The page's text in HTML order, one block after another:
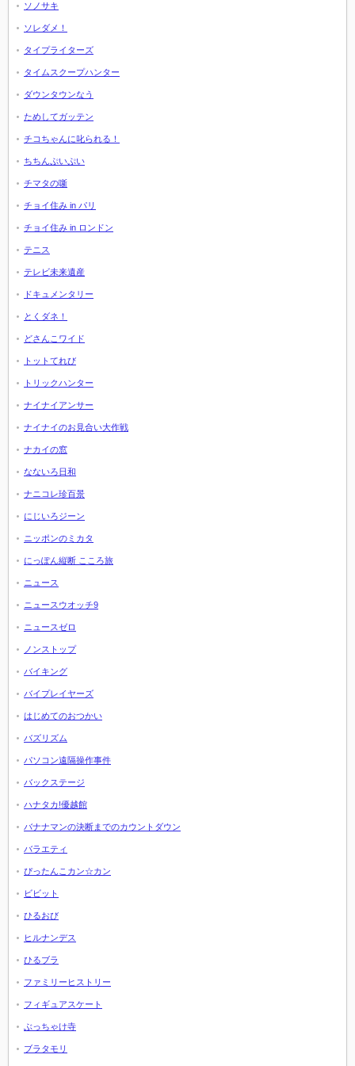
ソノサキ
ソレダメ！
タイプライターズ
タイムスクープハンター
ダウンタウンなう
ためしてガッテン
チコちゃんに叱られる！
ちちんぷいぷい
チマタの噺
チョイ住み in パリ
チョイ住み in ロンドン
テニス
テレビ未来遺産
ドキュメンタリー
とくダネ！
どさんこワイド
トットてれび
トリックハンター
ナイナイアンサー
ナイナイのお見合い大作戦
ナカイの窓
なないろ日和
ナニコレ珍百景
にじいろジーン
ニッポンのミカタ
にっぽん縦断 こころ旅
ニュース
ニュースウオッチ9
ニュースゼロ
ノンストップ
バイキング
バイプレイヤーズ
はじめてのおつかい
バズリズム
パソコン遠隔操作事件
バックステージ
ハナタカ!優越館
バナナマンの決断までのカウントダウン
バラエティ
ぴったんこカン☆カン
ビビット
ひるおび
ヒルナンデス
ひるブラ
ファミリーヒストリー
フィギュアスケート
ぶっちゃけ寺
ブラタモリ